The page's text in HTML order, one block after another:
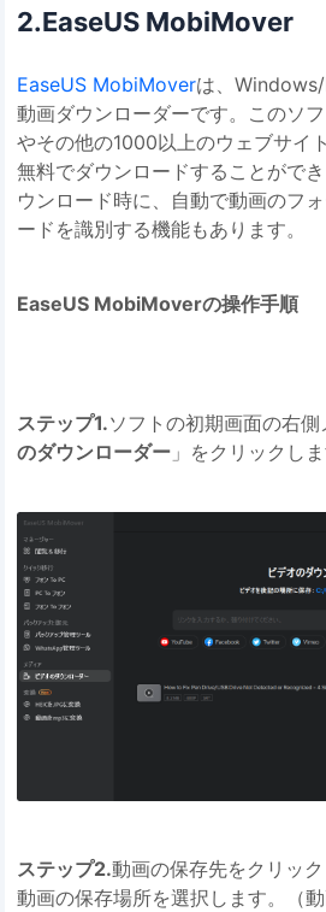
2.EaseUS MobiMover
EaseUS MobiMoverは、
動画ダウンローダーです。このソ
やその他の1000以上のウェブサイ
無料でダウンロードすることがで
ウンロード時に、自動で動画のフ
ードを識別する機能もあります。
EaseUS MobiMoverの操作手順
ステップ1.ソフトの初期画面の右
のダウンローダー 」をクリックしま
ステップ2.動画の保存先をクリッ
動画の保存場所を選択します。（